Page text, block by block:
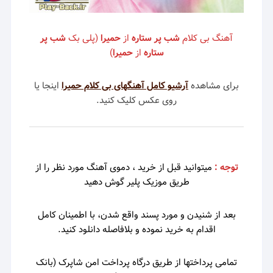
آهنگ بی کلامشب پر ستاره از حمیرا (پلی بکشب پر
ستاره ازحمیرا)
برای مشاهدهآرشیو کامل آهنگهای بی کلام حمیرا اینجا یا
روی عکس کلیک کنید.
توجه : میتوانید قبل از خرید ، دمویآهنگ مورد نظر را از
طریق موزیک پلیر گوش دهید
بعد از شنیدن و مورد پسند واقع شدن، با اطمینان کامل
اقدام به خرید نموده و بلافاصله دانلود کنید.
تمامی پرداختها از طریق درگاه پرداخت امن شاپرک (بانک